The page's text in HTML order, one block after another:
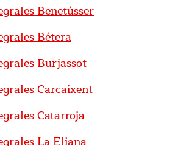
Benetússer
Bétera
Burjassot
Carcaixent
Catarroja
La Eliana